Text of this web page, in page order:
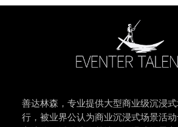
善达林森，专业提供大型商业级沉浸
行，被业界公认为商业沉浸式场景活